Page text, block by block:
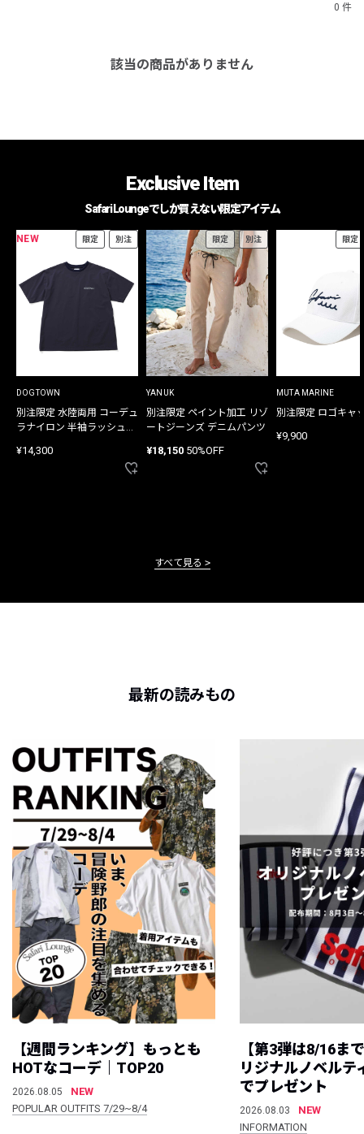
0 件
該当の商品がありません
Exclusive Item
Safari Loungeでしか買えない限定アイテム
NEW 限定 別注
DOGTOWN
別注限定 水陸両用 コーデュ
ラナイロン 半袖ラッシュガ
¥14,300
限定 別注
YANUK
別注限定 ペイント加工 リゾ
ートジーンズ デニムパンツ
¥18,150 50%OFF
限定
MUTA MARINE
別注限定 ロゴキャ
¥9,900
すべて見る
最新の読みもの
【週間ランキング】もっとも
HOTなコーデ｜TOP20
2026.08.05
NEW
POPULAR OUTFITS 7/29~8/4
【第3弾は8/16ま
リジナルノベルテ
でプレゼント
2026.08.03
NEW
INFORMATION